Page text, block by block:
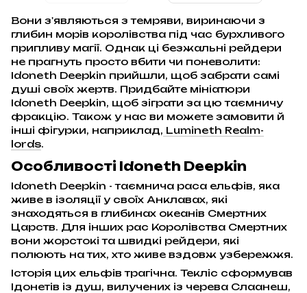
Вони з'являються з темряви, виринаючи з
глибин морів королівства під час бурхливого
припливу магії. Однак ці безжальні рейдери
не прагнуть просто вбити чи поневолити:
Idoneth Deepkin прийшли, щоб забрати самі
душі своїх жертв. Придбайте мініатюри
Idoneth Deepkin, щоб зіграти за цю таємничу
фракцію. Також у нас ви можете замовити й
інші фігурки, наприклад, Lumineth Realm-
lords.
Особливості Idoneth Deepkin
Idoneth Deepkin - таємнича раса ельфів, яка
живе в ізоляції у своїх Анклавах, які
знаходяться в глибинах океанів Смертних
Царств. Для інших рас Королівства Смертних
вони жорстокі та швидкі рейдери, які
полюють на тих, хто живе вздовж узбережжя.
Історія цих ельфів трагічна. Текліс сформував
Ідонетів із душ, вилучених із черева Слаанеш,